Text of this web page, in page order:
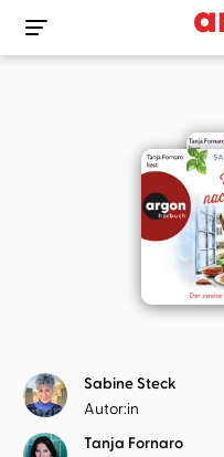
Sabine Steck
Autor:in
Tanja Fornaro